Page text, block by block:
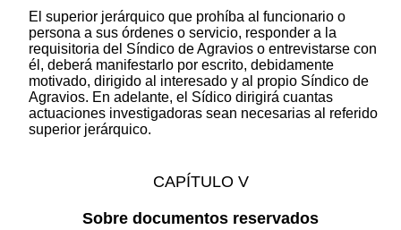
El superior jerárquico que prohíba al funcionario o
persona a sus órdenes o servicio, responder a la
requisitoria del Síndico de Agravios o entrevistarse con
él, deberá manifestarlo por escrito, debidamente
motivado, dirigido al interesado y al propio Síndico de
Agravios. En adelante, el Sídico dirigirá cuantas
actuaciones investigadoras sean necesarias al referido
superior jerárquico.
CAPÍTULO V
Sobre documentos reservados